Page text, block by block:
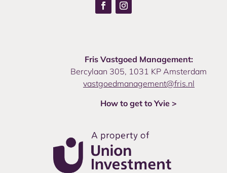
Fris Vastgoed Management:
Bercylaan 305, 1031 KP Amsterdam
vastgoedmanagement@fris.nl
How to get to Yvie >